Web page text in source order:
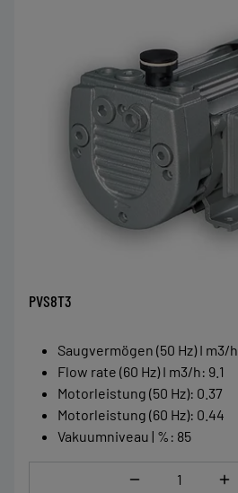
PVS8T3
Saugvermögen (50 Hz) I m3/h
Flow rate (60 Hz) I m3/h: 9.1
Motorleistung (50 Hz): 0.37
Motorleistung (60 Hz): 0.44
Vakuumniveau | % : 85
Menge